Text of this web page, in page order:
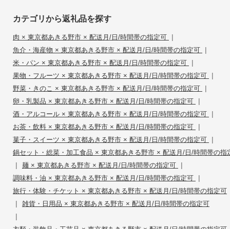
カテゴリから返礼品を探す
肉 × 東京都あきる野市 × 配送月/日/時間帯の指定可 |
魚介・海産物 × 東京都あきる野市 × 配送月/日/時間帯の指定可 |
米・パン × 東京都あきる野市 × 配送月/日/時間帯の指定可 |
果物・フルーツ × 東京都あきる野市 × 配送月/日/時間帯の指定可 |
野菜・きのこ × 東京都あきる野市 × 配送月/日/時間帯の指定可 |
卵・乳製品 × 東京都あきる野市 × 配送月/日/時間帯の指定可 |
酒・アルコール × 東京都あきる野市 × 配送月/日/時間帯の指定可 |
お茶・飲料 × 東京都あきる野市 × 配送月/日/時間帯の指定可 |
菓子・スイーツ × 東京都あきる野市 × 配送月/日/時間帯の指定可 |
鍋セット・総菜・加工食品 × 東京都あきる野市 × 配送月/日/時間帯の指
| 麺 × 東京都あきる野市 × 配送月/日/時間帯の指定可 |
調味料・油 × 東京都あきる野市 × 配送月/日/時間帯の指定可 |
旅行・体験・チケット × 東京都あきる野市 × 配送月/日/時間帯の指定可
| 雑貨・日用品 × 東京都あきる野市 × 配送月/日/時間帯の指定可
|